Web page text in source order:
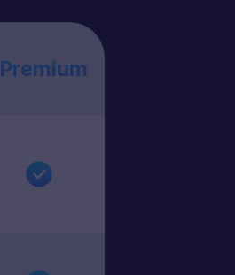
Premium